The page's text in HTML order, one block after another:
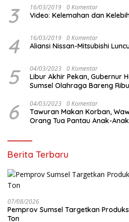
3 16/03/2019 0 Komentar
Video: Kelemahan dan
4 16/03/2019 0 Komentar
Aliansi Nissan-Mitsubishi
5 04/03/2023 0 Komentar
Libur Akhir Pekan, Gubernur
Sumsel Olahraga Bareng
6 04/03/2023 0 Komentar
Tawuran Makan Korban,
Orang Tua Pantau Anak-Anak
Berita Terbaru
07/08/2026
Pemprov Sumsel Targetkan
Ton